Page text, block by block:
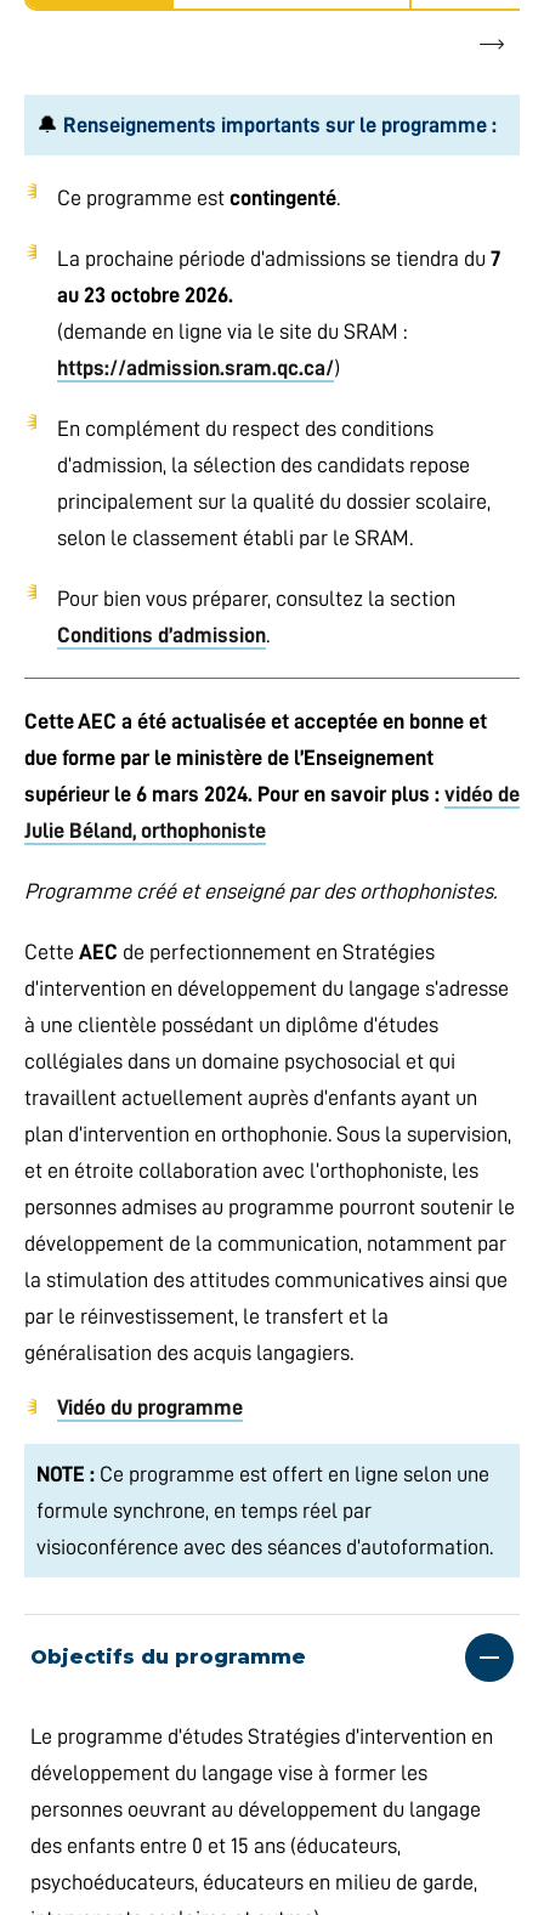
🔔 Renseignements importants sur le programme :
Ce programme est contingenté.
La prochaine période d’admissions se tiendra du 7
au 23 octobre 2026.
(demande en ligne via le site du SRAM :
https://admission.sram.qc.ca/)
En complément du respect des conditions
d’admission, la sélection des candidats repose
principalement sur la qualité du dossier scolaire,
selon le classement établi par le SRAM.
Pour bien vous préparer, consultez la section
Conditions d’admission.
Cette AEC a été actualisée et acceptée en bonne et
due forme par le ministère de l’Enseignement
supérieur le 6 mars 2024. Pour en savoir plus : vidéo de
Julie Béland, orthophoniste
Programme créé et enseigné par des orthophonistes.
Cette AEC de perfectionnement en Stratégies
d’intervention en développement du langage s’adresse
à une clientèle possédant un diplôme d’études
collégiales dans un domaine psychosocial et qui
travaillent actuellement auprès d’enfants ayant un
plan d’intervention en orthophonie. Sous la supervision,
et en étroite collaboration avec l’orthophoniste, les
personnes admises au programme pourront soutenir le
développement de la communication, notamment par
la stimulation des attitudes communicatives ainsi que
par le réinvestissement, le transfert et la
généralisation des acquis langagiers.
Vidéo du programme
NOTE : Ce programme est offert en ligne selon une
formule synchrone, en temps réel par
visioconférence avec des séances d’autoformation.
Objectifs du programme
Le programme d’études Stratégies d’intervention en
développement du langage vise à former les
personnes oeuvrant au développement du langage
des enfants entre 0 et 15 ans (éducateurs,
psychoéducateurs, éducateurs en milieu de garde,